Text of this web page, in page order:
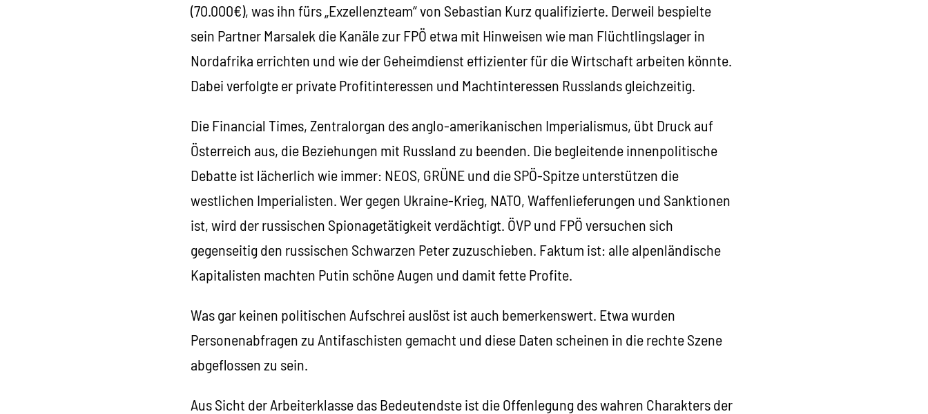
(70.000€), was ihn fürs „Exzellenzteam“ von Sebastian Kurz qualifizierte. Derweil bespielte
sein Partner Marsalek die Kanäle zur FPÖ etwa mit Hinweisen wie man Flüchtlingslager in
Nordafrika errichten und wie der Geheimdienst effizienter für die Wirtschaft arbeiten könnte.
Dabei verfolgte er private Profitinteressen und Machtinteressen Russlands gleichzeitig.
Die Financial Times, Zentralorgan des anglo-amerikanischen Imperialismus, übt Druck auf
Österreich aus, die Beziehungen mit Russland zu beenden. Die begleitende innenpolitische
Debatte ist lächerlich wie immer: NEOS, GRÜNE und die SPÖ-Spitze unterstützen die
westlichen Imperialisten. Wer gegen Ukraine-Krieg, NATO, Waffenlieferungen und Sanktionen
ist, wird der russischen Spionagetätigkeit verdächtigt. ÖVP und FPÖ versuchen sich
gegenseitig den russischen Schwarzen Peter zuzuschieben. Faktum ist: alle alpenländische
Kapitalisten machten Putin schöne Augen und damit fette Profite.
Was gar keinen politischen Aufschrei auslöst ist auch bemerkenswert. Etwa wurden
Personenabfragen zu Antifaschisten gemacht und diese Daten scheinen in die rechte Szene
abgeflossen zu sein.
Aus Sicht der Arbeiterklasse das Bedeutendste ist die Offenlegung des wahren Charakters der